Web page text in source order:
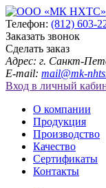
Телефон: (812) 603-
Заказать звонок
Сделать заказ
Адрес: г. Санкт-
E-mail: mail@mk-
Вход в личный
О компании
Продукция
Производство
Качество
Сертификаты
Контакты